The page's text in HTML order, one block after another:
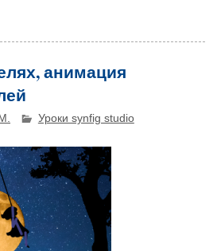
анимация
Уроки synfig studio